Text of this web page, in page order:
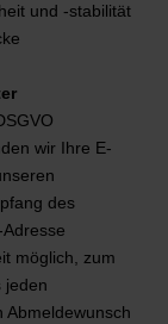
und -stabilität
wir Ihre E-
des
möglich, zum
jeden
Abmeldewunsch